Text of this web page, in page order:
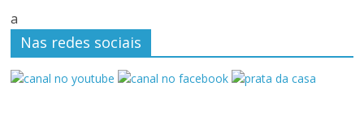
a
Nas redes sociais